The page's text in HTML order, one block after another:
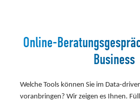
Online-
Business